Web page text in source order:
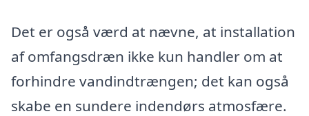
Det er også værd at nævne, at installation
af omfangsdræn ikke kun handler om at
forhindre vandindtrængen; det kan også
skabe en sundere indendørs atmosfære.